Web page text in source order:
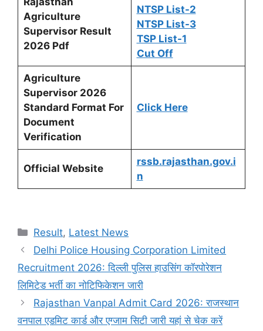
Agriculture
Supervisor Result
2026 Pdf
NTSP List-2
NTSP List-3
TSP List-1
Cut Off
Agriculture
Supervisor 2026
Standard Format For
Document
Verification
Click Here
Official Website
rssb.rajasthan.gov.i
n
Categories
Result, Latest News
Delhi Police Housing Corporation Limited
Recruitment 2026: दिल्ली पुलिस हाउसिंग कॉरपोरेशन
लिमिटेड भर्ती का नोटिफिकेशन जारी
Rajasthan Vanpal Admit Card 2026: राजस्थान
वनपाल एडमिट कार्ड और एग्जाम सिटी जारी यहां से चेक करें